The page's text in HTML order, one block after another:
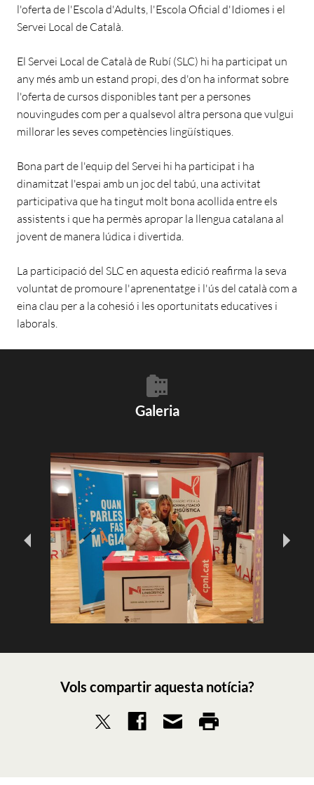
l'oferta de l'Escola d'Adults, l'Escola Oficial d'Idiomes i el
Servei Local de Català.
El Servei Local de Català de Rubí (SLC) hi ha participat un
any més amb un estand propi, des d'on ha informat sobre
l'oferta de cursos disponibles tant per a persones
nouvingudes com per a qualsevol altra persona que vulgui
millorar les seves competències lingüístiques.
Bona part de l'equip del Servei hi ha participat i ha
dinamitzat l'espai amb un joc del tabú, una activitat
participativa que ha tingut molt bona acollida entre els
assistents i que ha permès apropar la llengua catalana al
jovent de manera lúdica i divertida.
La participació del SLC en aquesta edició reafirma la seva
voluntat de promoure l'aprenentatge i l'ús del català com a
eina clau per a la cohesió i les oportunitats educatives i
laborals.
Galeria
Vols compartir aquesta notícia?